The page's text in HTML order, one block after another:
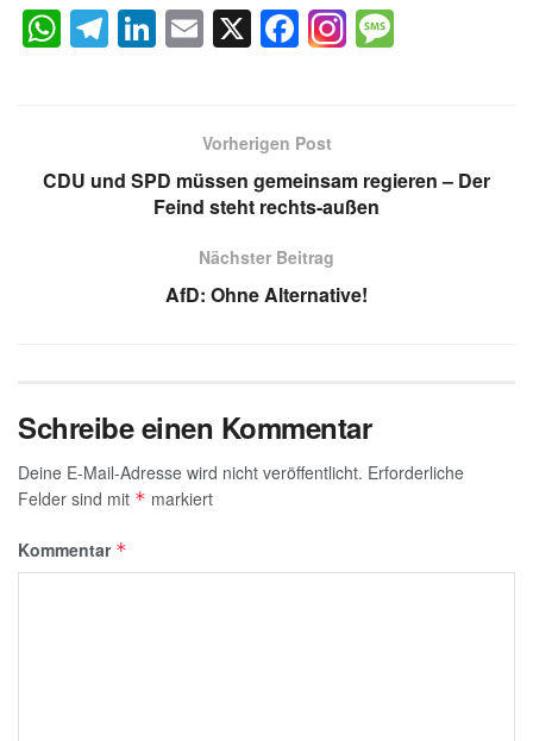
W
h
A
T
el
a
Li
n
dI
n
E
m
X F
a
e
b
o
o
k
g
Vorherigen Post
CDU und SPD müssen gemeinsam regieren – Der
Feind steht rechts-außen
Nächster Beitrag
AfD: Ohne Alternative!
Schreibe einen Kommentar
Deine E-Mail-Adresse wird nicht veröffentlicht. Erforderliche
Felder sind mit * markiert
Kommentar *